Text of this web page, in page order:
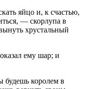
яйцо и, к счастью,
— скорлупа в
хрустальный
ему шар; и
будешь королем в